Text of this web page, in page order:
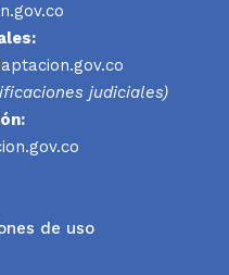
judiciales)
de uso